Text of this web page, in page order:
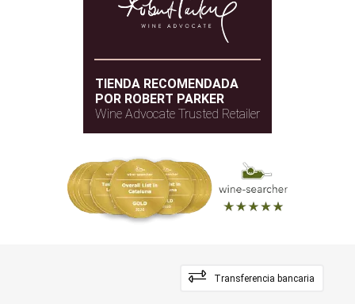
TIENDA RECOMENDADA
POR ROBERT PARKER
Wine Advocate Trusted Retailer
Transferencia bancaria